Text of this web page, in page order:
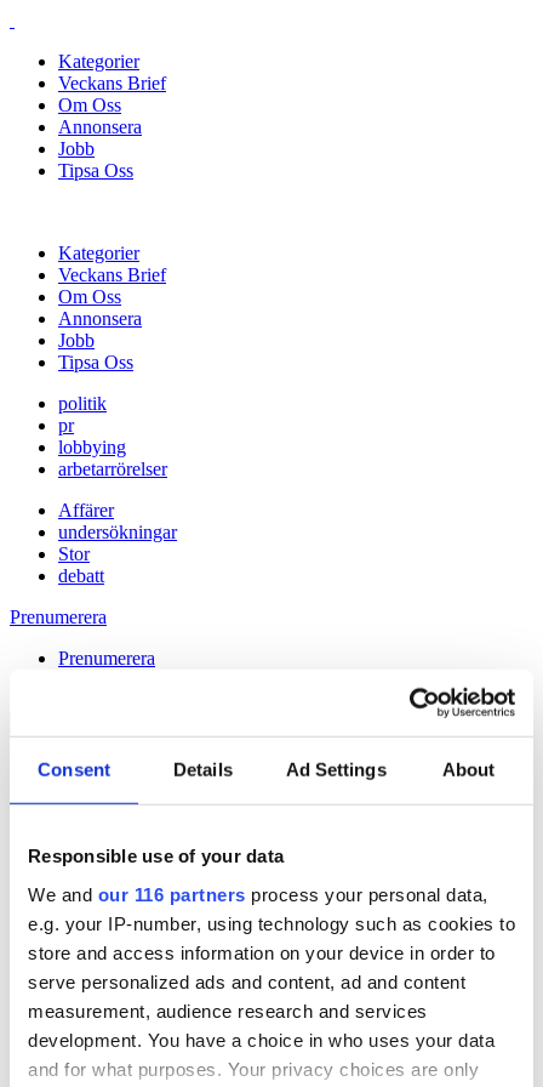
Consent Details Ad Settings About
Responsible use of your data
We and our 116 partners process your personal data,
e.g. your IP-number, using technology such as cookies to
store and access information on your device in order to
serve personalized ads and content, ad and content
measurement, audience research and services
development. You have a choice in who uses your data
and for what purposes. Your privacy choices are only
Kategorier
Veckans Brief
Om Oss
Annonsera
Jobb
Tipsa Oss
Kategorier
Veckans Brief
Om Oss
Annonsera
Jobb
Tipsa Oss
politik
pr
lobbying
arbetarrörelser
Affärer
undersökningar
Stor
debatt
Prenumerera
Prenumerera
krisen var svårast
Håll dig uppdaterad med
Veckans Brief!
Få exklusiv tillgång till Veckans Brief, den essentiella läsningen för
alla som driver opinionsbildning och samhällsförändring, genom en
prenumeration på Dagens Opinion.